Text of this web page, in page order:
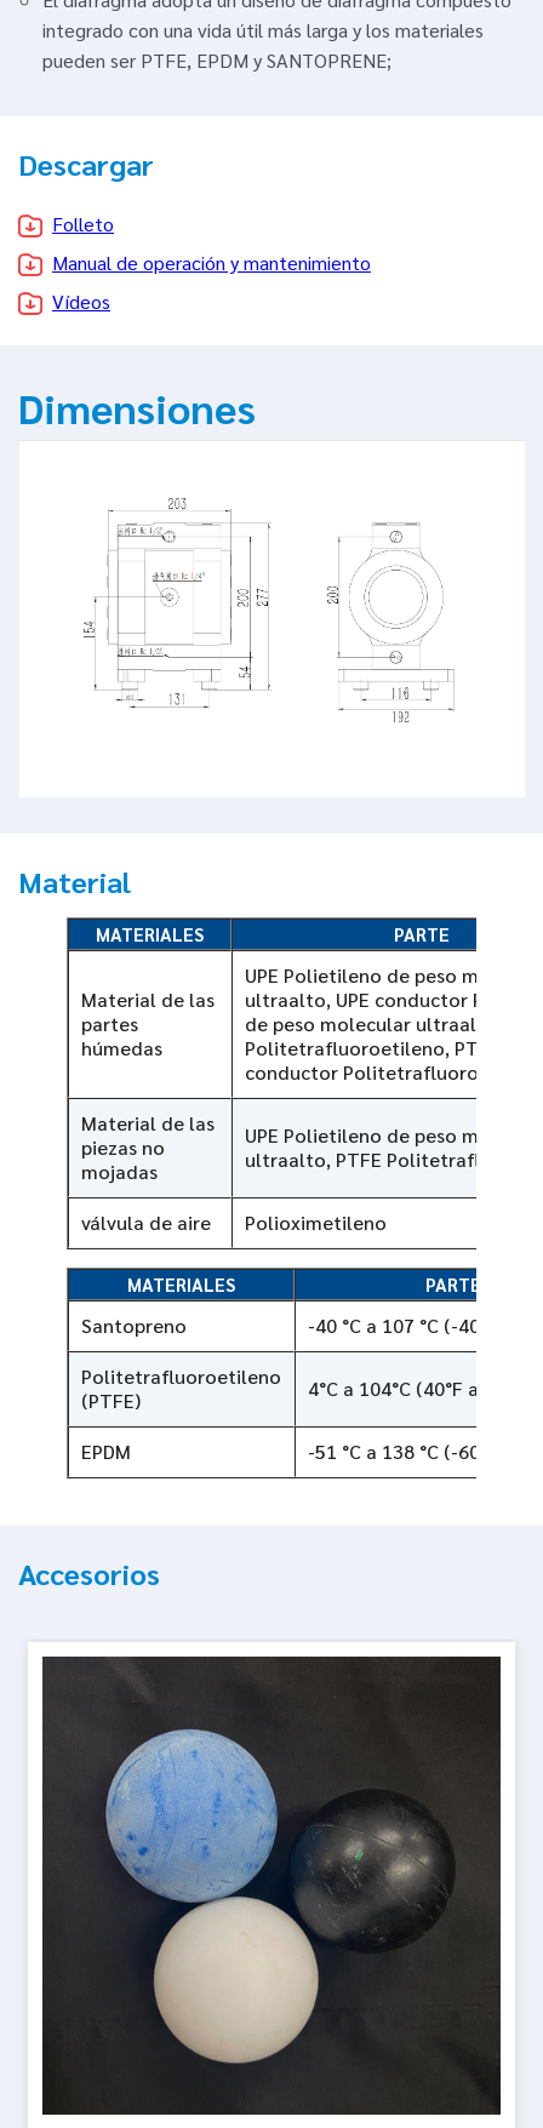
integrado con una vida útil más larga y los materiales
pueden ser PTFE, EPDM y SANTOPRENE;
Descargar
Folleto
Manual de operación y mantenimiento
Vídeos
Dimensiones
Material
MATERIALES PARTE
Material de las
partes
húmedas
UPE Polietileno de peso
ultraalto, UPE conductor
de peso molecular ultraalto,
Politetrafluoroetileno, PTFE
conductor Politetrafluoroetileno
Material de las
piezas no
mojadas
UPE Polietileno de peso
ultraalto, PTFE
válvula de aire Polioximetileno
MATERIALES PARTE
Santopreno
-40 °C a 107 °C (-40 °F a
Politetrafluoroetileno
(PTFE)
4°C a 104°C (40°F a 220°F)
EPDM -51 °C a 138 °C (-60 °F a
Accesorios